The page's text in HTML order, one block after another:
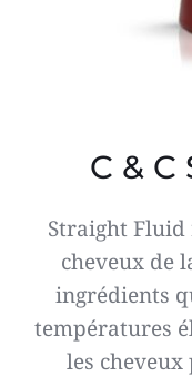
C &
Straight Fluid
cheveux de
ingrédients
températures
les cheveux